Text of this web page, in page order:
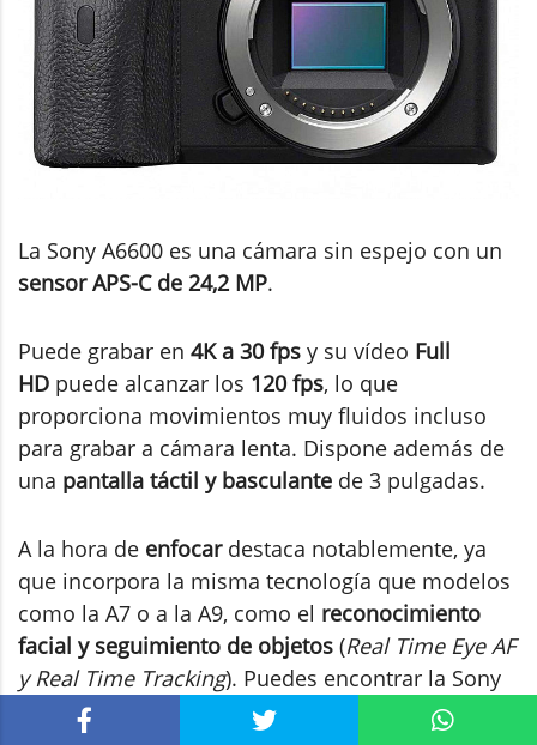
La Sony A6600 es una cámara sin espejo con un
sensor APS-C de 24,2 MP.
Puede grabar en 4K a 30 fps y su vídeo Full
HD puede alcanzar los 120 fps, lo que
proporciona movimientos muy fluidos incluso
para grabar a cámara lenta. Dispone además de
una pantalla táctil y basculante de 3 pulgadas.
A la hora de enfocardestaca notablemente, ya
que incorpora la misma tecnología que modelos
como la A7 o a la A9, como el reconocimiento
facial y seguimiento de objetos (Real Time Eye AF
y Real Time Tracking). Puedes encontrar la Sony
A6600 en Amazon
por unos 1600€